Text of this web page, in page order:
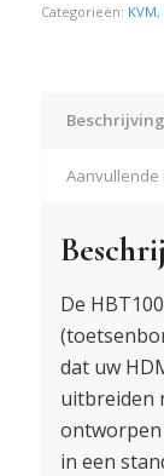
Categorieën: KVM,
Beschrijving
De
dat uw
uitbreiden
ontworpen
in een